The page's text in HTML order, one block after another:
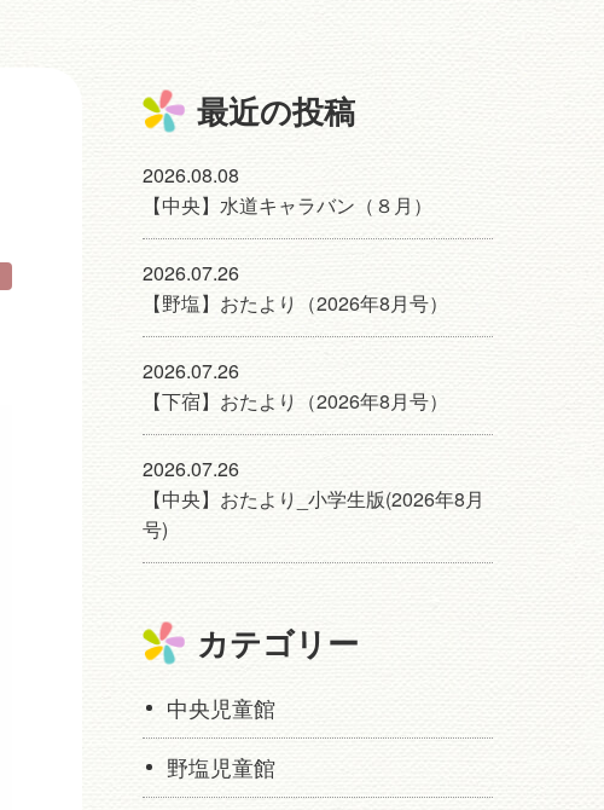
最近の投稿
2026.08.08
【中央】水道キャラバン（８月）
2026.07.26
【野塩】おたより（2026年8月号）
2026.07.26
【下宿】おたより（2026年8月号）
2026.07.26
【中央】おたより_小学生版(2026年8月
号)
カテゴリー
中央児童館
野塩児童館